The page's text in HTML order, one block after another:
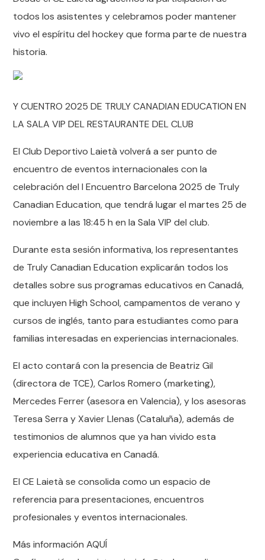
todos los asistentes y celebramos poder mantener
vivo el espíritu del hockey que forma parte de nuestra
historia.
Y CUENTRO 2025 DE TRULY CANADIAN EDUCATION EN
LA SALA VIP DEL RESTAURANTE DEL CLUB
El Club Deportivo Laietà volverá a ser punto de
encuentro de eventos internacionales con la
celebración del I Encuentro Barcelona 2025 de Truly
Canadian Education, que tendrá lugar el martes 25 de
noviembre a las 18:45 h en la Sala VIP del club.
Durante esta sesión informativa, los representantes
de Truly Canadian Education explicarán todos los
detalles sobre sus programas educativos en Canadá,
que incluyen High School, campamentos de verano y
cursos de inglés, tanto para estudiantes como para
familias interesadas en experiencias internacionales.
El acto contará con la presencia de Beatriz Gil
(directora de TCE), Carlos Romero (marketing),
Mercedes Ferrer (asesora en Valencia), y los asesoras
Teresa Serra y Xavier Llenas (Cataluña), además de
testimonios de alumnos que ya han vivido esta
experiencia educativa en Canadá.
El CE Laietà se consolida como un espacio de
referencia para presentaciones, encuentros
profesionales y eventos internacionales.
Más información AQUÍ